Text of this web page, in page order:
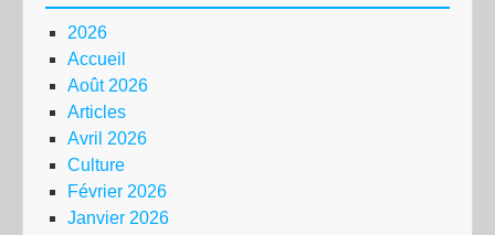
2026
Accueil
Août 2026
Articles
Avril 2026
Culture
Février 2026
Janvier 2026